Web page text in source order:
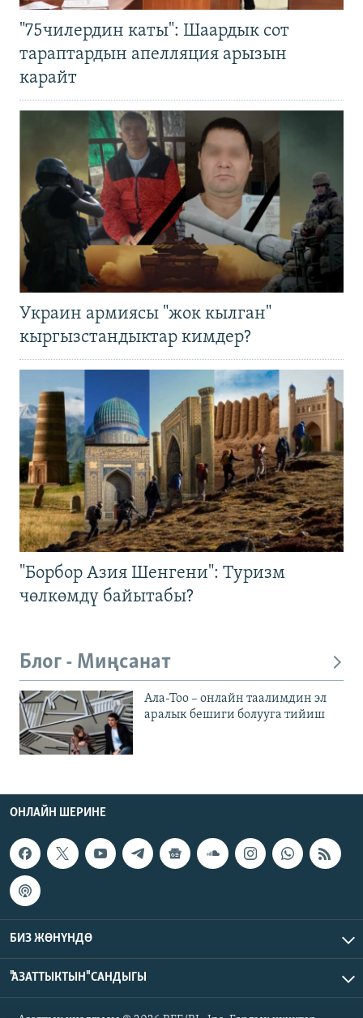
"75чилердин каты": Шаардык сот
тараптардын апелляция арызын
карайт
Украин армиясы "жок кылган"
кыргызстандыктар кимдер?
"Борбор Азия Шенгени": Туризм
чөлкөмдү байытабы?
Блог - Миңсанат
Ала-Тоо – онлайн таалимдин эл
аралык бешиги болууга тийиш
ОНЛАЙН ШЕРИНЕ
БИЗ ЖӨНҮНДӨ
"АЗАТТЫКТЫН" САНДЫГЫ